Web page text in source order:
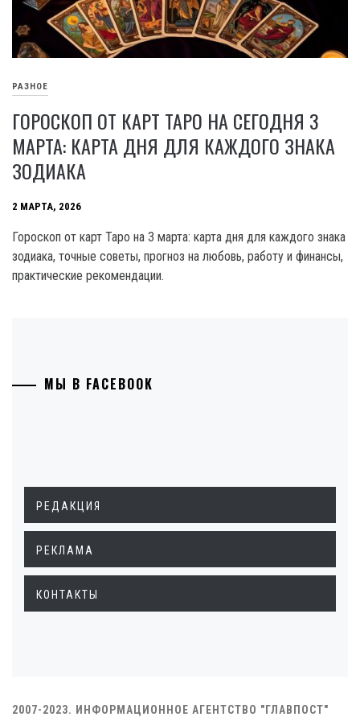
РАЗНОЕ
ГОРОСКОП ОТ КАРТ ТАРО НА СЕГОДНЯ 3
МАРТА: КАРТА ДНЯ ДЛЯ КАЖДОГО ЗНАКА
ЗОДИАКА
2 МАРТА, 2026
Гороскоп от карт Таро на 3 марта: карта дня для каждого знака
зодиака, точные советы, прогноз на любовь, работу и финансы,
практические рекомендации.
МЫ В FACEBOOK
РЕДАКЦИЯ
РЕКЛАМА
КОНТАКТЫ
2007-2023. ИНФОРМАЦИОННОЕ АГЕНТСТВО "ГЛАВПОСТ"